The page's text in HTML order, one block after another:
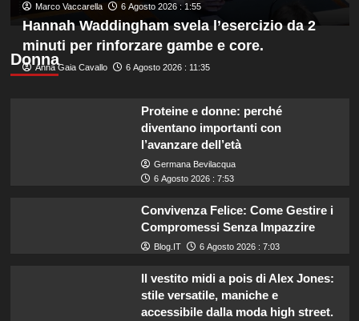
argento
nel
sincro
dalla
piattaforma
Marco Vaccarella 6 Agosto 2026 : 1:55
Donna
Hannah Waddingham svela l’esercizio da 2
minuti per rinforzare gambe e core.
Anna Gaia Cavallo 6 Agosto 2026 : 11:35
Proteine e donne: perché
diventano importanti con
l’avanzare dell’età
Germana Bevilacqua
6 Agosto 2026 : 7:53
Convivenza Felice: Come Gestire i
Compromessi Senza Impazzire
Blog.IT 6 Agosto 2026 : 7:03
Il vestito midi a pois di Alex Jones:
stile versatile, maniche e
accessibile dalla moda high street.